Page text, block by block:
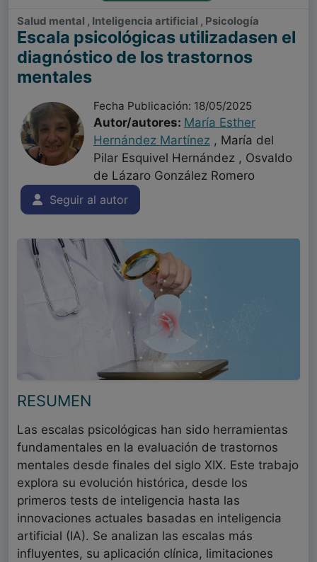
Salud mental , Inteligencia artificial , Psicología
Escala psicológicas utilizadasen el
diagnóstico de los trastornos
mentales
Fecha Publicación: 18/05/2025
Autor/autores: María Esther
Hernández Martínez , María del
Pilar Esquivel Hernández , Osvaldo
de Lázaro González Romero
Seguir al autor
RESUMEN
Las escalas psicológicas han sido herramientas
fundamentales en la evaluación de trastornos
mentales desde finales del siglo XIX. Este trabajo
explora su evolución histórica, desde los
primeros tests de inteligencia hasta las
innovaciones actuales basadas en inteligencia
artificial (IA). Se analizan las escalas más
influyentes, su aplicación clínica, limitaciones